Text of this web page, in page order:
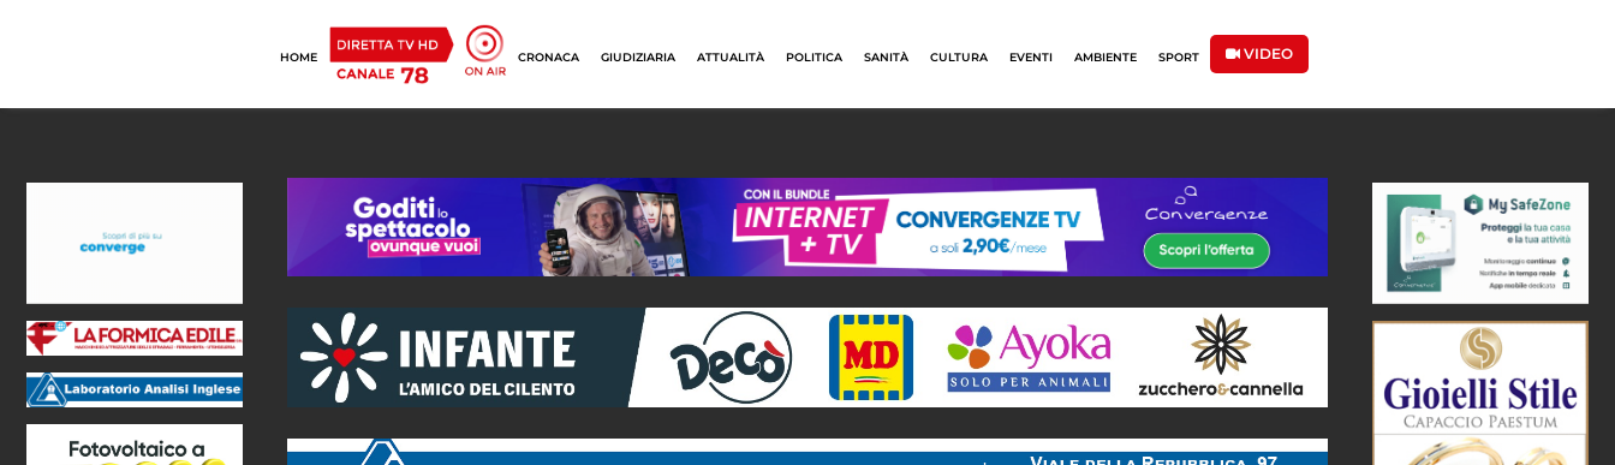
HOME CRONACA GIUDIZIARIA ATTUALITÀ POLITICA SANITÀ CULTURA EVENTI AMBIENTE SPORT VIDEO